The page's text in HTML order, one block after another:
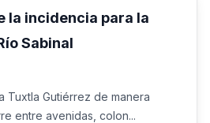
la incidencia para la
Sabinal
Tuxtla Gutiérrez de manera
entre avenidas, colon...